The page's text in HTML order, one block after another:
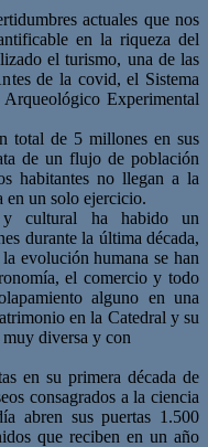
actuales que nos
en la riqueza del
el turismo, una de las
de la covid, el Sistema
Experimental
total de 5 millones en sus
de un flujo de población
habitantes no llegan a la
en un solo ejercicio.
y cultural ha habido un
durante la última década,
evolución humana se han
el comercio y todo
alguno en una
en la Catedral y su
diversa y con
en su primera década de
consagrados a la ciencia
abren sus puertas 1.500
que reciben en un año